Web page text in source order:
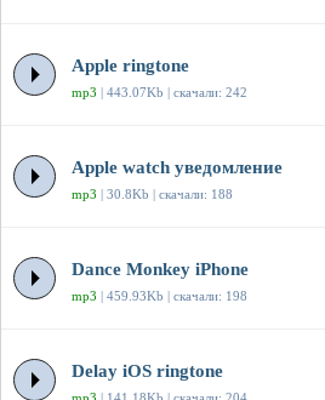
Apple ringtone
mp3 | 443.07Kb | скачали: 242
Apple watch уведомление
mp3 | 30.8Kb | скачали: 188
Dance Monkey iPhone
mp3 | 459.93Kb | скачали: 198
Delay iOS ringtone